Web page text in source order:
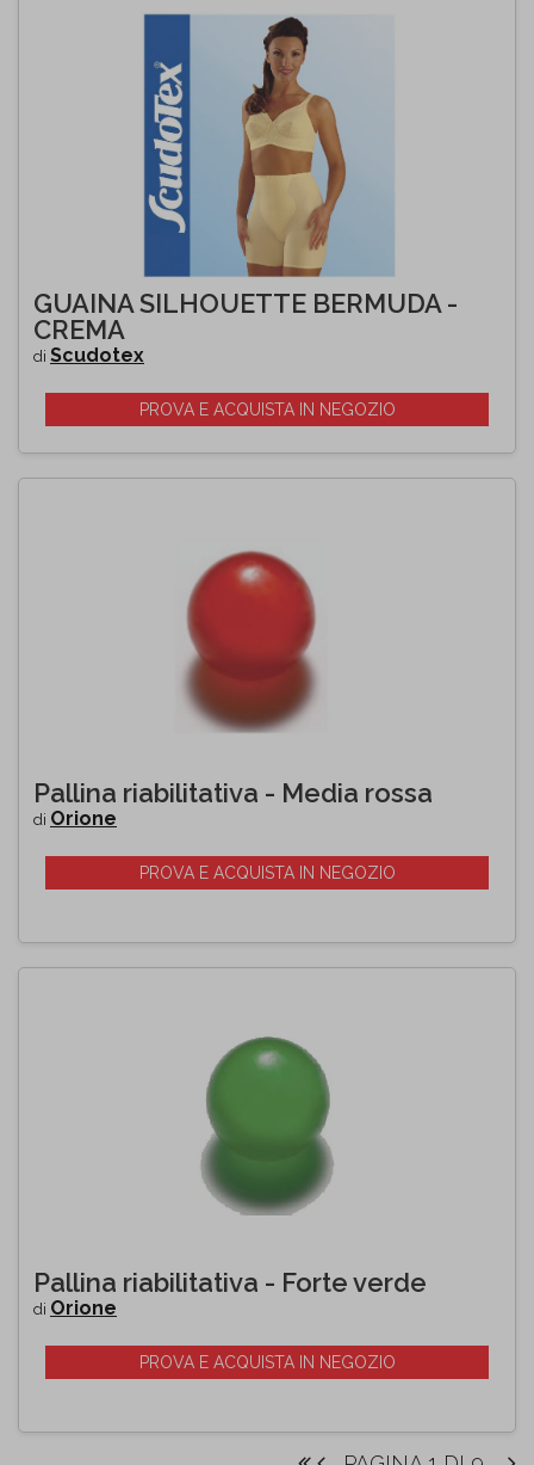
GUAINA SILHOUETTE BERMUDA -
CREMA
di Scudotex
PROVA E ACQUISTA IN NEGOZIO
Pallina riabilitativa - Media rossa
di Orione
PROVA E ACQUISTA IN NEGOZIO
Pallina riabilitativa - Forte verde
di Orione
PROVA E ACQUISTA IN NEGOZIO